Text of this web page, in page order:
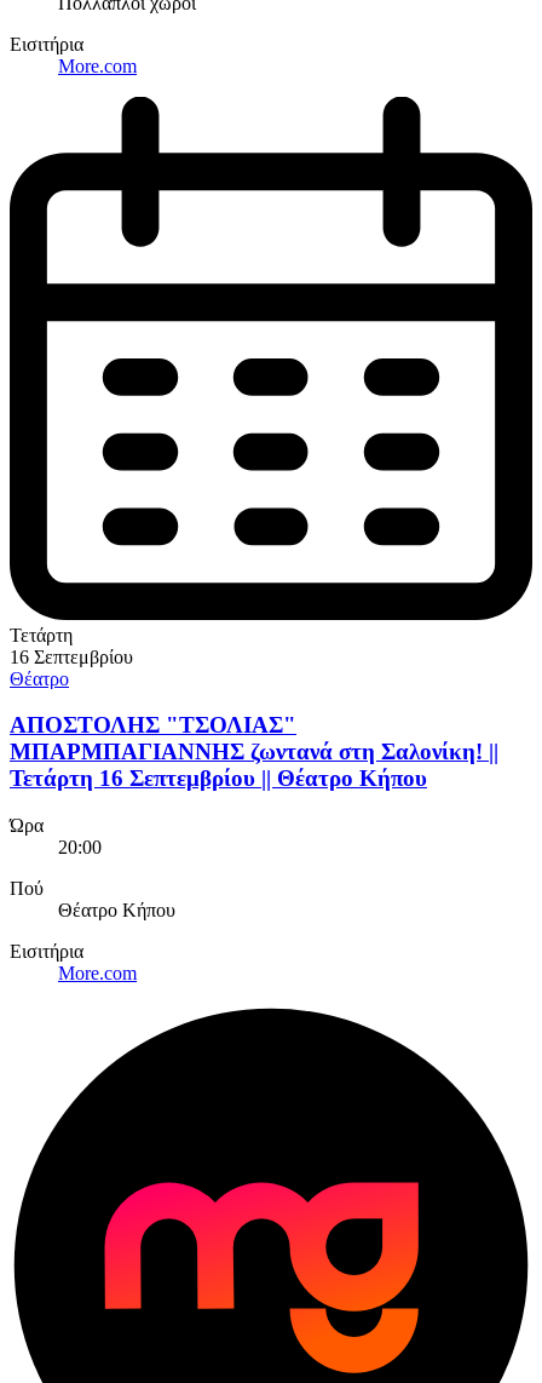
Εισιτήρια
More.com
Τετάρτη
16 Σεπτεμβρίου
Θέατρο
ΑΠΟΣΤΟΛΗΣ "ΤΣΟΛΙΑΣ"
ΜΠΑΡΜΠΑΓΙΑΝΝΗΣ ζωντανά στη Σαλονίκη! ||
Τετάρτη 16 Σεπτεμβρίου || Θέατρο Κήπου
Ώρα
20:00
Πού
Θέατρο Κήπου
Εισιτήρια
More.com